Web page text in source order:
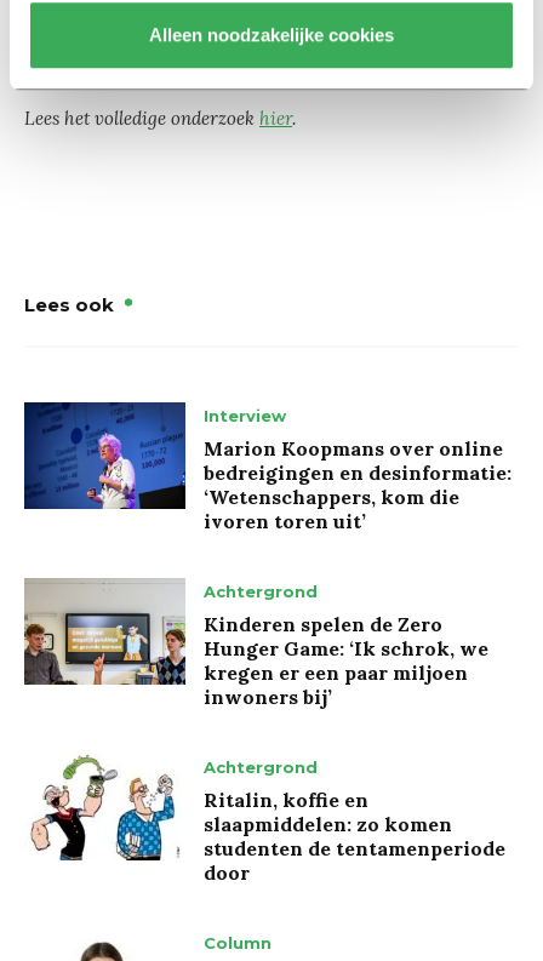
Alleen noodzakelijke cookies
studenten hebben.
Lees het volledige onderzoek hier.
Lees ook
Interview
Marion Koopmans over online
bedreigingen en desinformatie:
‘Wetenschappers, kom die
ivoren toren uit’
Achtergrond
Kinderen spelen de Zero
Hunger Game: ‘Ik schrok, we
kregen er een paar miljoen
inwoners bij’
Achtergrond
Ritalin, koffie en
slaapmiddelen: zo komen
studenten de tentamenperiode
door
Column